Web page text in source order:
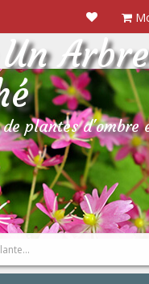
Un Arbre
plantes d'ombre